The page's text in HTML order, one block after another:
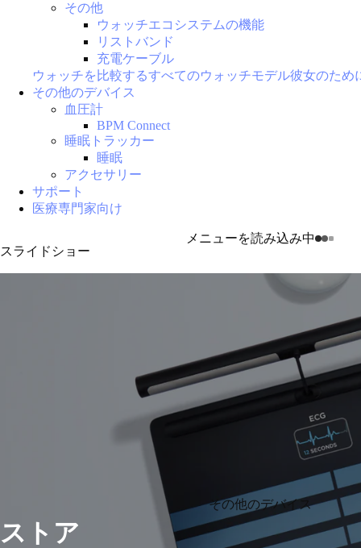
メニューを読み込み中
その他のデバイス
その他
ウォッチエコシステムの機能
リストバンド
充電ケーブル
ウォッチを比較するすべてのウォッチモデル彼女のため
その他のデバイス
血圧計
BPM Connect
睡眠トラッカー
睡眠
アクセサリー
サポート
医療専門家向け
スライドショー
ストア